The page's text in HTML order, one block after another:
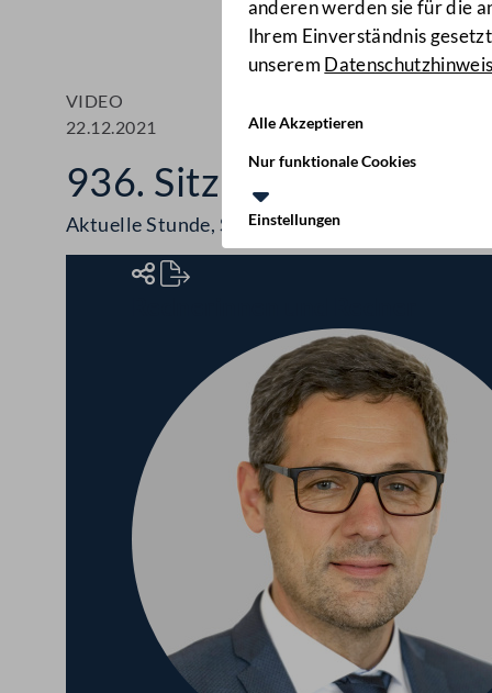
anderen werden sie für die
Ihrem Einverständnis
unserem
Alle Akzeptieren
Nur funktionale Cookies
Einstellungen
VIDEO
22.12.2021
936. Sitzung des
Aktuelle Stunde, Sterbehilfe, Justiz, Umwelt,